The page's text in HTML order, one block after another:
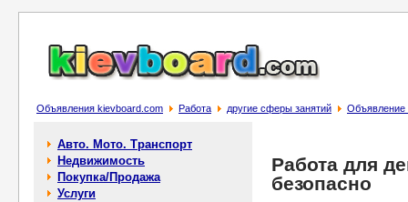
Объявления kievboard.com Работа другие сферы занятий Объявление
Авто. Мото. Транспорт
Недвижимость
Покупка/Продажа
Услуги
Работа для
безопасно